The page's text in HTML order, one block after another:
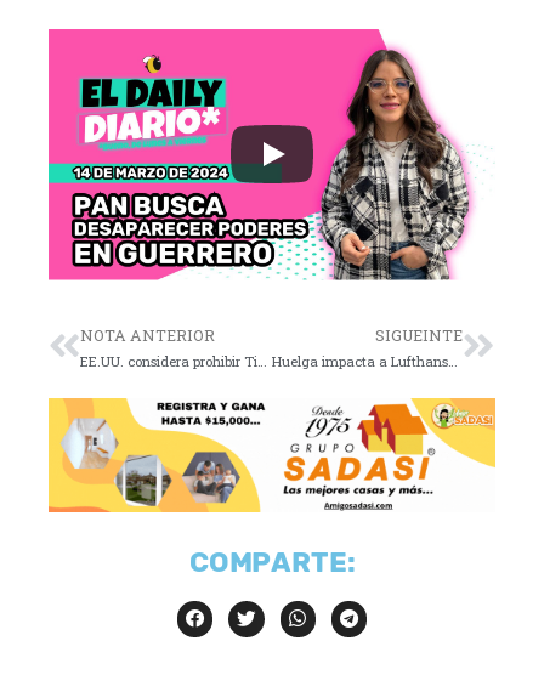
NOTA ANTERIOR SIGUEINTE
Huelga impacta a Lufthansa en Alemania
COMPARTE: